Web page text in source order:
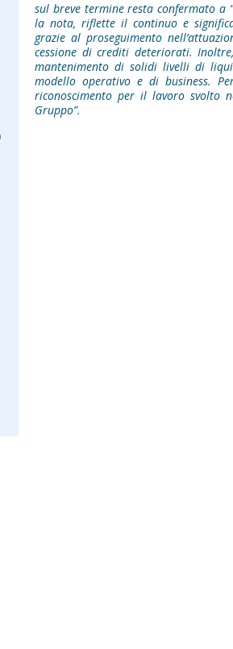
sul breve termine resta confermato a
la nota, riflette il continuo e
grazie al proseguimento
cessione di crediti deteriorati.
mantenimento di solidi livelli di
modello operativo e di business.
riconoscimento per il lavoro svolto
Gruppo”.